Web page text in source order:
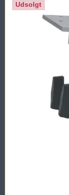
Udsolgt